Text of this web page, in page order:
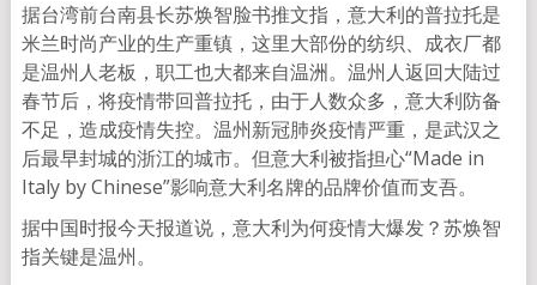
据台湾前台南县长苏焕智脸书推文指，意大利的普拉托是
米兰时尚产业的生产重镇，这里大部份的纺织、成衣厂都
是温州人老板，职工也大都来自温洲。温州人返回大陆过
春节后，将疫情带回普拉托，由于人数众多，意大利防备
不足，造成疫情失控。温州新冠肺炎疫情严重，是武汉之
后最早封城的浙江的城市。但意大利被指担心“Made in
Italy by Chinese”影响意大利名牌的品牌价值而支吾。
据中国时报今天报道说，意大利为何疫情大爆发？苏焕智
指关键是温州。